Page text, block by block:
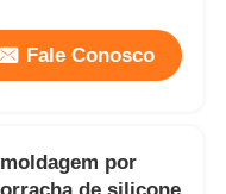
LSR
Fale Conosco
por
de silicone